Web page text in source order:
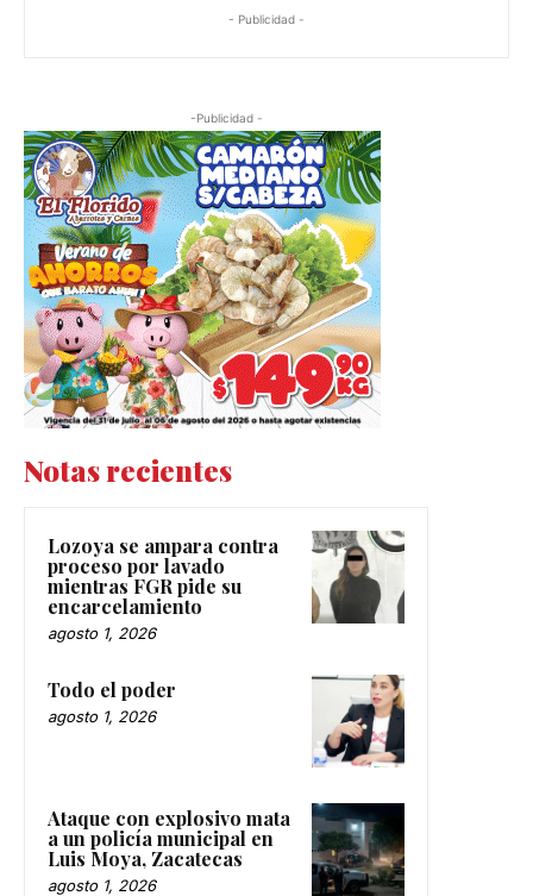
- Publicidad -
-Publicidad -
Notas recientes
Lozoya se ampara contra
proceso por lavado
mientras FGR pide su
encarcelamiento
agosto 1, 2026
Todo el poder
agosto 1, 2026
Ataque con explosivo mata
a un policía municipal en
Luis Moya, Zacatecas
agosto 1, 2026